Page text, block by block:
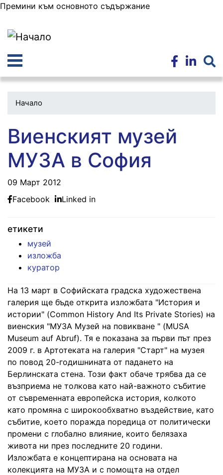
Премини към основното съдържание
Начало
Виенският музей
МУЗА в София
09 Март 2012
Facebook
Linked in
етикети
музей
изложба
куратор
На 13 март в Софийската градска художествена
галерия ще бъде открита изложбата "История и
истории" (Common History And Its Private Stories) на
виенския "МУЗА Музей на повикване " (MUSA
Museum auf Abruf). Тя е показана за първи път през
2009 г. в Артотеката на галерия "Старт" на музея
по повод 20-годишнината от падането на
Берлинската стена. Този факт обаче трябва да се
възприема не толкова като най-важното събитие
от съвременната европейска история, колкото
като промяна с широкообхватно въздействие, като
събитие, което поражда поредица от политически
промени с глобално влияние, които белязаха
живота ни през последните 20 години.
Изложбата е концептирана на основата на
колекцията на МУЗА и с помощта на отдел